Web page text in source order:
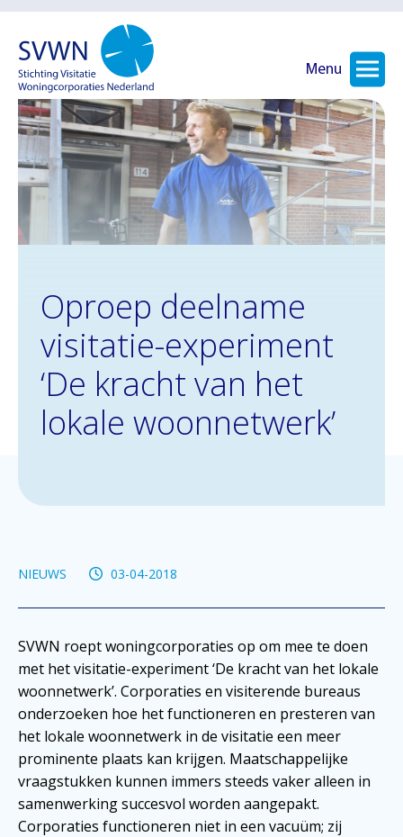
Menu
Oproep deelname
visitatie-experiment
‘De kracht van het
lokale woonnetwerk’
NIEUWS 03-04-2018
SVWN roept woningcorporaties op om mee te doen
met het visitatie-experiment ‘De kracht van het lokale
woonnetwerk’. Corporaties en visiterende bureaus
onderzoeken hoe het functioneren en presteren van
het lokale woonnetwerk in de visitatie een meer
prominente plaats kan krijgen. Maatschappelijke
vraagstukken kunnen immers steeds vaker alleen in
samenwerking succesvol worden aangepakt.
Corporaties functioneren niet in een vacuüm; zij